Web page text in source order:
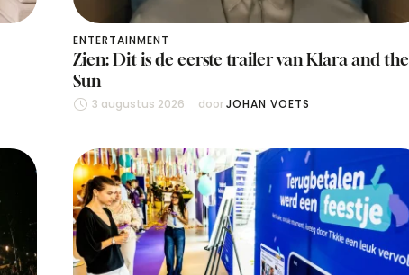
ENTERTAINMENT
Zien: Dit is de eerste trailer van Klara and the
Sun
3 augustus 2026 door JOHAN VOETS